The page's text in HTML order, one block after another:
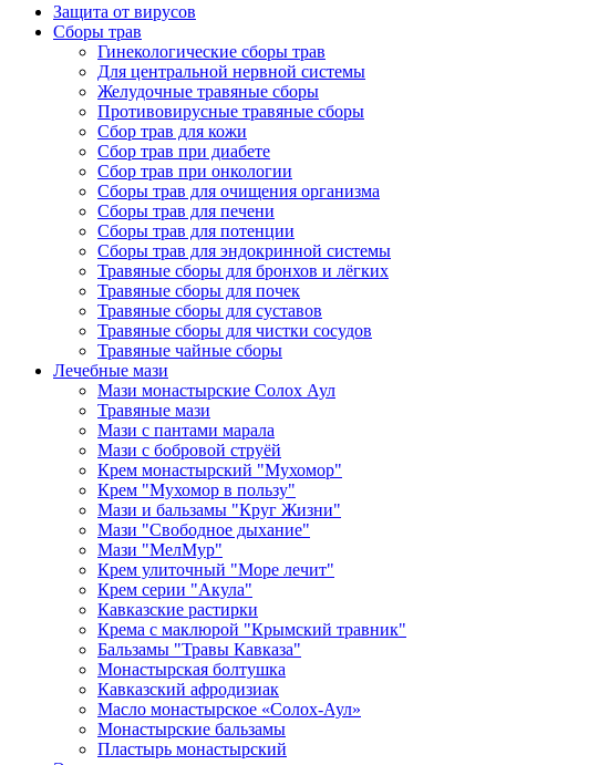
Защита от вирусов
Сборы трав
Гинекологические сборы трав
Для центральной нервной системы
Желудочные травяные сборы
Противовирусные травяные сборы
Сбор трав для кожи
Сбор трав при диабете
Сбор трав при онкологии
Сборы трав для очищения организма
Сборы трав для печени
Сборы трав для потенции
Сборы трав для эндокринной системы
Травяные сборы для бронхов и лёгких
Травяные сборы для почек
Травяные сборы для суставов
Травяные сборы для чистки сосудов
Травяные чайные сборы
Лечебные мази
Мази монастырские Солох Аул
Травяные мази
Мази с пантами марала
Мази с бобровой струёй
Крем монастырский "Мухомор"
Крем "Мухомор в пользу"
Мази и бальзамы "Круг Жизни"
Мази "Свободное дыхание"
Мази "МелМур"
Крем улиточный "Море лечит"
Крем серии "Акула"
Кавказские растирки
Крема с маклюрой "Крымский травник"
Бальзамы "Травы Кавказа"
Монастырская болтушка
Кавказский афродизиак
Масло монастырское «Солох-Аул»
Монастырские бальзамы
Пластырь монастырский